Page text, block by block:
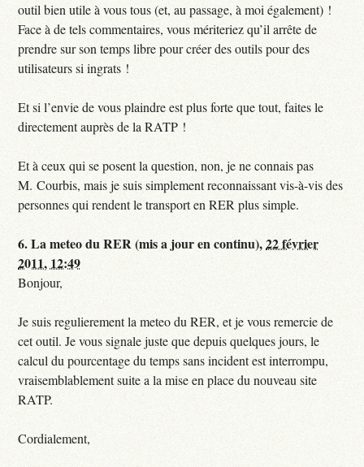
outil bien utile à vous tous (et, au passage, à moi également) !
Face à de tels commentaires, vous mériteriez qu’il arrête de
prendre sur son temps libre pour créer des outils pour des
utilisateurs si ingrats !
Et si l’envie de vous plaindre est plus forte que tout, faites le
directement auprès de la RATP !
Et à ceux qui se posent la question, non, je ne connais pas
M. Courbis, mais je suis simplement reconnaissant vis-à-vis des
personnes qui rendent le transport en RER plus simple.
6.La meteo du RER (mis a jour en continu),22 février
2011, 12:49
Bonjour,
Je suis regulierement la meteo du RER, et je vous remercie de
cet outil. Je vous signale juste que depuis quelques jours, le
calcul du pourcentage du temps sans incident est interrompu,
vraisemblablement suite a la mise en place du nouveau site
RATP.
Cordialement,